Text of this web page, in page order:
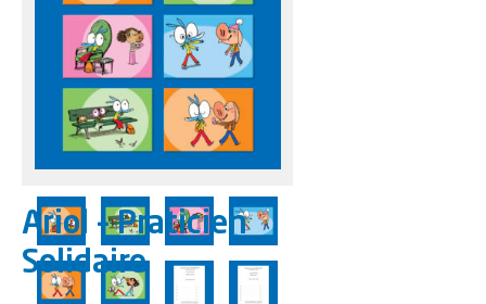
Ariol – Praticien
Solidaire